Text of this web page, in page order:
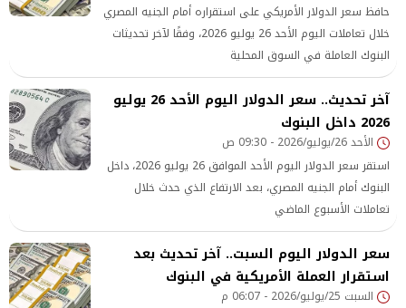
حافظ سعر الدولار الأمريكي على استقراره أمام الجنيه المصري
خلال تعاملات اليوم الأحد 26 يوليو 2026، وفقًا لآخر تحديثات
البنوك العاملة في السوق المحلية
آخر تحديث.. سعر الدولار اليوم الأحد 26 يوليو
2026 داخل البنوك
الأحد 26/يوليو/2026 - 09:30 ص
استقر سعر الدولار اليوم الأحد الموافق 26 يوليو 2026، داخل
البنوك أمام الجنيه المصري، بعد الارتفاع الذي حدث خلال
تعاملات الأسبوع الماضي
سعر الدولار اليوم السبت.. آخر تحديث بعد
استقرار العملة الأمريكية في البنوك
السبت 25/يوليو/2026 - 06:07 م